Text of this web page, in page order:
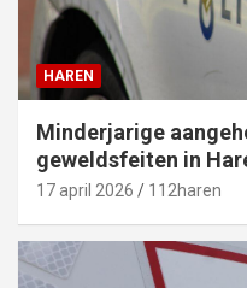
HAREN
Minderjarige
geweldsfeiten in
17 april 2026 112haren